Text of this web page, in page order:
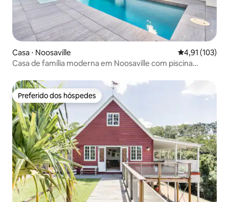
Casa ⋅ Noosaville 4,91 de uma
4,91 (103)
Casa de família moderna em Noosaville com piscina
Preferido dos hóspedes
Preferido dos hóspedes